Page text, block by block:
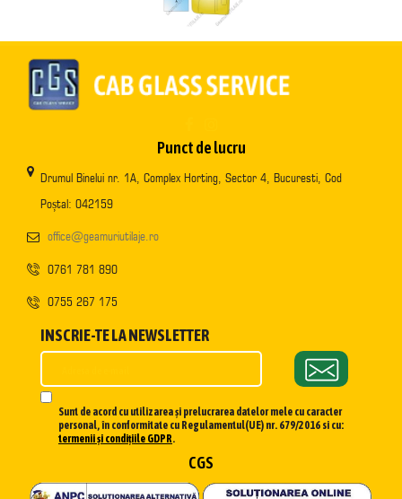
Punct de lucru
Drumul Binelui nr. 1A, Complex Horting, Sector 4, Bucuresti, Cod
Poștal: 042159
office@geamuriutilaje.ro
0761 781 890
0755 267 175
INSCRIE-TE LA NEWSLETTER
Sunt de acord cu utilizarea și prelucrarea datelor mele cu caracter
personal, în conformitate cu Regulamentul(UE) nr. 679/2016 si cu:
termenii și condițiile GDPR.
CGS